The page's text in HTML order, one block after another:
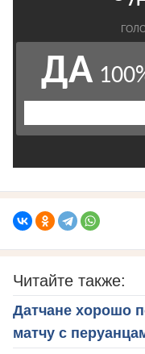
Читайте также:
Датчане хорошо
матчу с